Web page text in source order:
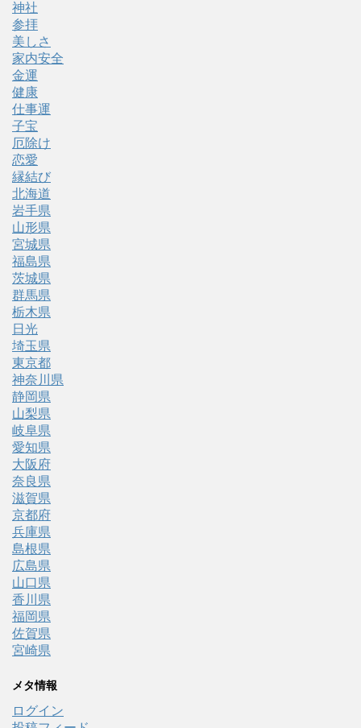
神社
参拝
美しさ
家内安全
金運
健康
仕事運
子宝
厄除け
恋愛
縁結び
北海道
岩手県
山形県
宮城県
福島県
茨城県
群馬県
栃木県
日光
埼玉県
東京都
神奈川県
静岡県
山梨県
岐阜県
愛知県
大阪府
奈良県
滋賀県
京都府
兵庫県
島根県
広島県
山口県
香川県
福岡県
佐賀県
宮崎県
メタ情報
ログイン